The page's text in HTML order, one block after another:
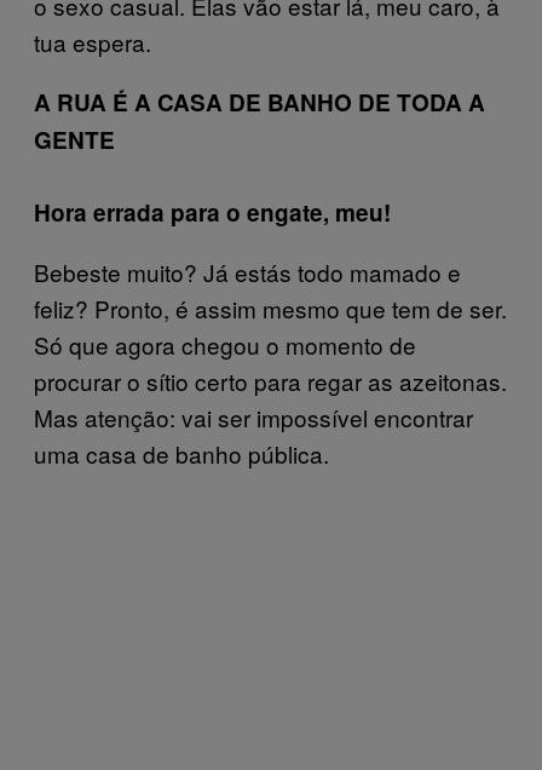
tua espera.
A RUA É A CASA DE BANHO DE TODA A
GENTE
Hora errada para o engate, meu!
Bebeste muito? Já estás todo mamado e
feliz? Pronto, é assim mesmo que tem de ser.
Só que agora chegou o momento de
procurar o sítio certo para regar as azeitonas.
Mas atenção: vai ser impossível encontrar
uma casa de banho pública.